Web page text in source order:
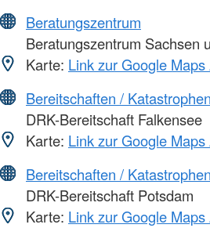
Beratungszentrum
Beratungszentrum Sachsen
Karte: Link zur Google
Bereitschaften /
DRK-Bereitschaft Falkensee
Karte: Link zur Google
Bereitschaften /
DRK-Bereitschaft Potsdam
Karte: Link zur Google